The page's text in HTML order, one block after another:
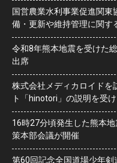
国営農業水利事業促進関
備・更新や維持管理に関す
令和8年熊本地震を受けた
出席
株式会社メディカロイドを
ト「hinotori」の説明を受
16時27分頃発生した熊本
策本部会議が開催
第60回記念全国道場少年